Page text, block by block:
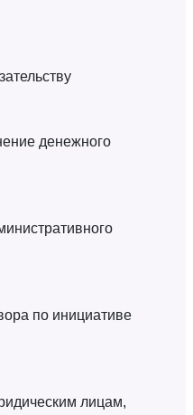
денежного
по инициативе
лицам,